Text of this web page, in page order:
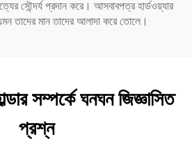
সৌন্দর্য প্রদান করে। আসবাবপত্র হার্ডওয়্যার
তাদের মান তাদের আলাদা করে তোলে।
সম্পর্কে ঘনঘন জিজ্ঞাসিত
প্রশ্ন